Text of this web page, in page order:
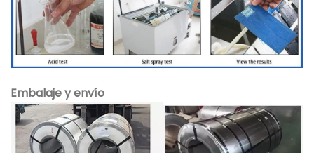
Embalaje y envío